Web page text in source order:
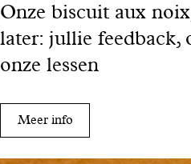
Onze biscuit aux
later: jullie feedback,
onze lessen
Meer info